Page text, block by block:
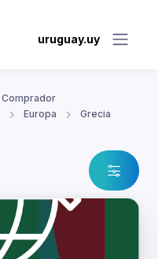
uruguay.uy
Comprador
Europa
Grecia